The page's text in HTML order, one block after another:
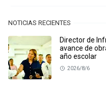
NOTICIAS RECIENTES
Director de
avance de
año escolar
2026/8/6